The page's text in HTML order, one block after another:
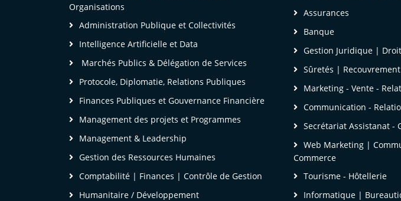
Organisations
Administration Publique et Collectivités
Intelligence Artificielle et Data
Marchés Publics & Délégation de Services
Protocole, Diplomatie, Relations Publiques
Finances Publiques et Gouvernance Financière
Management des projets et Programmes
Management & Leadership
Gestion des Ressources Humaines
Comptabilité | Finances | Contrôle de Gestion
Humanitaire / Développement
Assurances
Banque
Gestion Juridique |
Sûretés |
Marketing - Vente -
Communication -
Secrétariat Assistanat -
Web Marketing |
Commerce
Tourisme - Hôtellerie
Informatique |